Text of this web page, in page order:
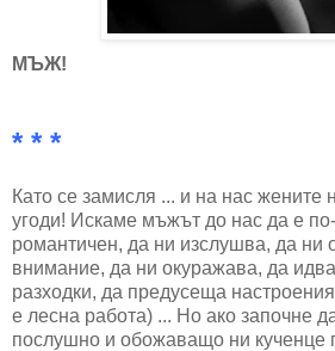
МЪЖ!
* * *
Като се замисля ... и на нас жените
угоди! Искаме мъжът до нас да е
романтичен, да ни изслушва, да ни
внимание, да ни окуражава, да
разходки, да предусеща
е лесна работа) ... Но ако започне
послушно и обожаващо ни кученце